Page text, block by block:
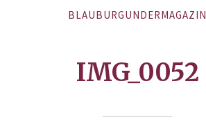
BLAUBURGUNDERMAGAZIN
IMG_0052